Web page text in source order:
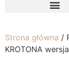
Strona główna /
KROTONA